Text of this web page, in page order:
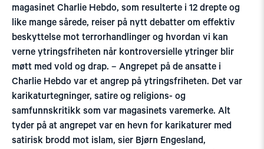
magasinet Charlie Hebdo, som resulterte i 12 drepte og
like mange sårede, reiser på nytt debatter om effektiv
beskyttelse mot terrorhandlinger og hvordan vi kan
verne ytringsfriheten når kontroversielle ytringer blir
møtt med vold og drap. – Angrepet på de ansatte i
Charlie Hebdo var et angrep på ytringsfriheten. Det var
karikaturtegninger, satire og religions- og
samfunnskritikk som var magasinets varemerke. Alt
tyder på at angrepet var en hevn for karikaturer med
satirisk brodd mot islam, sier Bjørn Engesland,